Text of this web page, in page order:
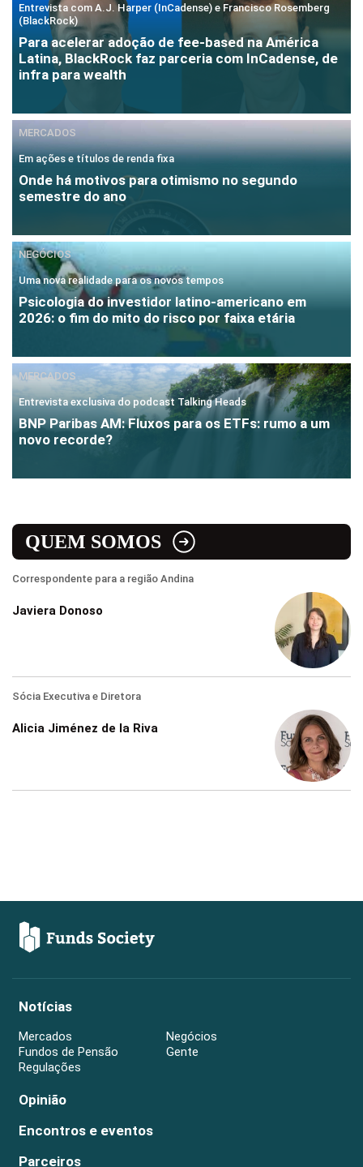
Entrevista com A.J. Harper (InCadense) e Francisco Rosemberg
(BlackRock)
Para acelerar adoção de fee-based na América
Latina, BlackRock faz parceria com InCadense, de
infra para wealth
MERCADOS
Em ações e títulos de renda fixa
Onde há motivos para otimismo no segundo
semestre do ano
NEGÓCIOS
Uma nova realidade para os novos tempos
Psicologia do investidor latino-americano em
2026: o fim do mito do risco por faixa etária
MERCADOS
Entrevista exclusiva do podcast Talking Heads
BNP Paribas AM: Fluxos para os ETFs: rumo a um
novo recorde?
QUEM SOMOS
Correspondente para a região Andina
Javiera Donoso
Sócia Executiva e Diretora
Alicia Jiménez de la Riva
Notícias
Mercados
Negócios
Fundos de Pensão
Gente
Regulações
Opinião
Encontros e eventos
Parceiros